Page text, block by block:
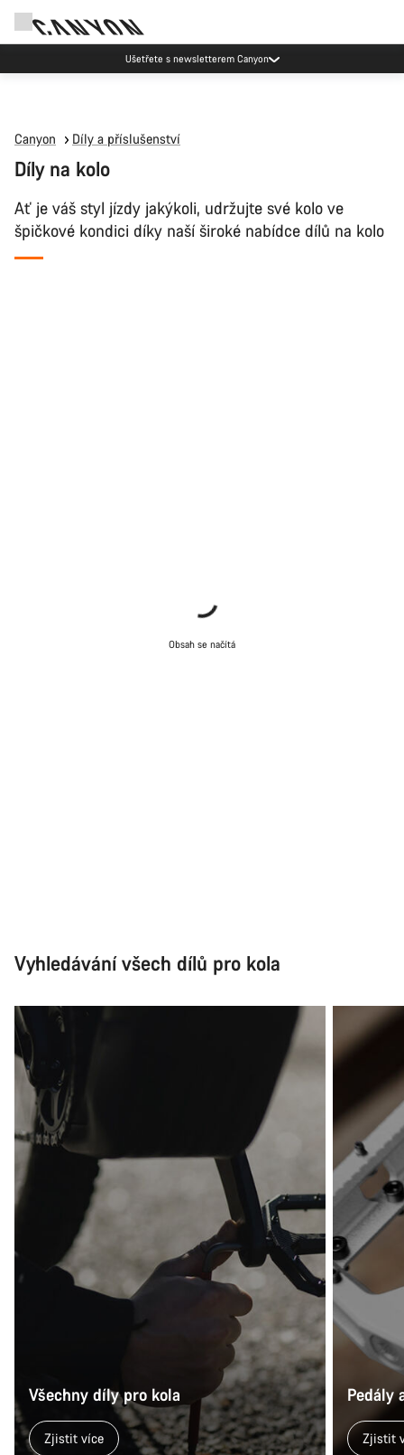
Akce Canyon
Canyon Díly a příslušenství
Díly na kolo
Ať je váš styl jízdy jakýkoli, udržujte své kolo ve
špičkové kondici díky naší široké nabídce dílů na kolo
Obsah se načítá
Vyhledávání všech dílů pro kola
Všechny díly pro kola
Zjistit více
Pedály
Zjistit